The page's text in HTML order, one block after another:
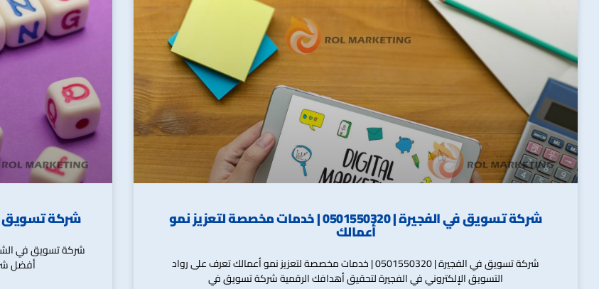
شركة تسويق في الفجيرة | 0501550320 | خدمات مخصصة لتعزيز نمو
أعمالك
شركة تسويق في الفجيرة | 0501550320 | خدمات مخصصة لتعزيز نمو أعمالك تعرف على رواد
التسويق الإلكتروني في الفجيرة لتحقيق أهدافك الرقمية شركة تسويق في
شركة تسويق في الشارقة |
أفضل